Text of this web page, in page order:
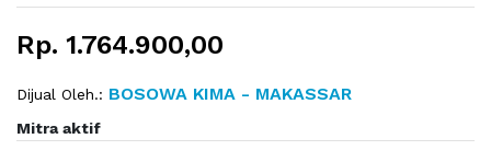
Rp. 1.764.900,00
Dijual Oleh.: BOSOWA KIMA - MAKASSAR
Mitra aktif